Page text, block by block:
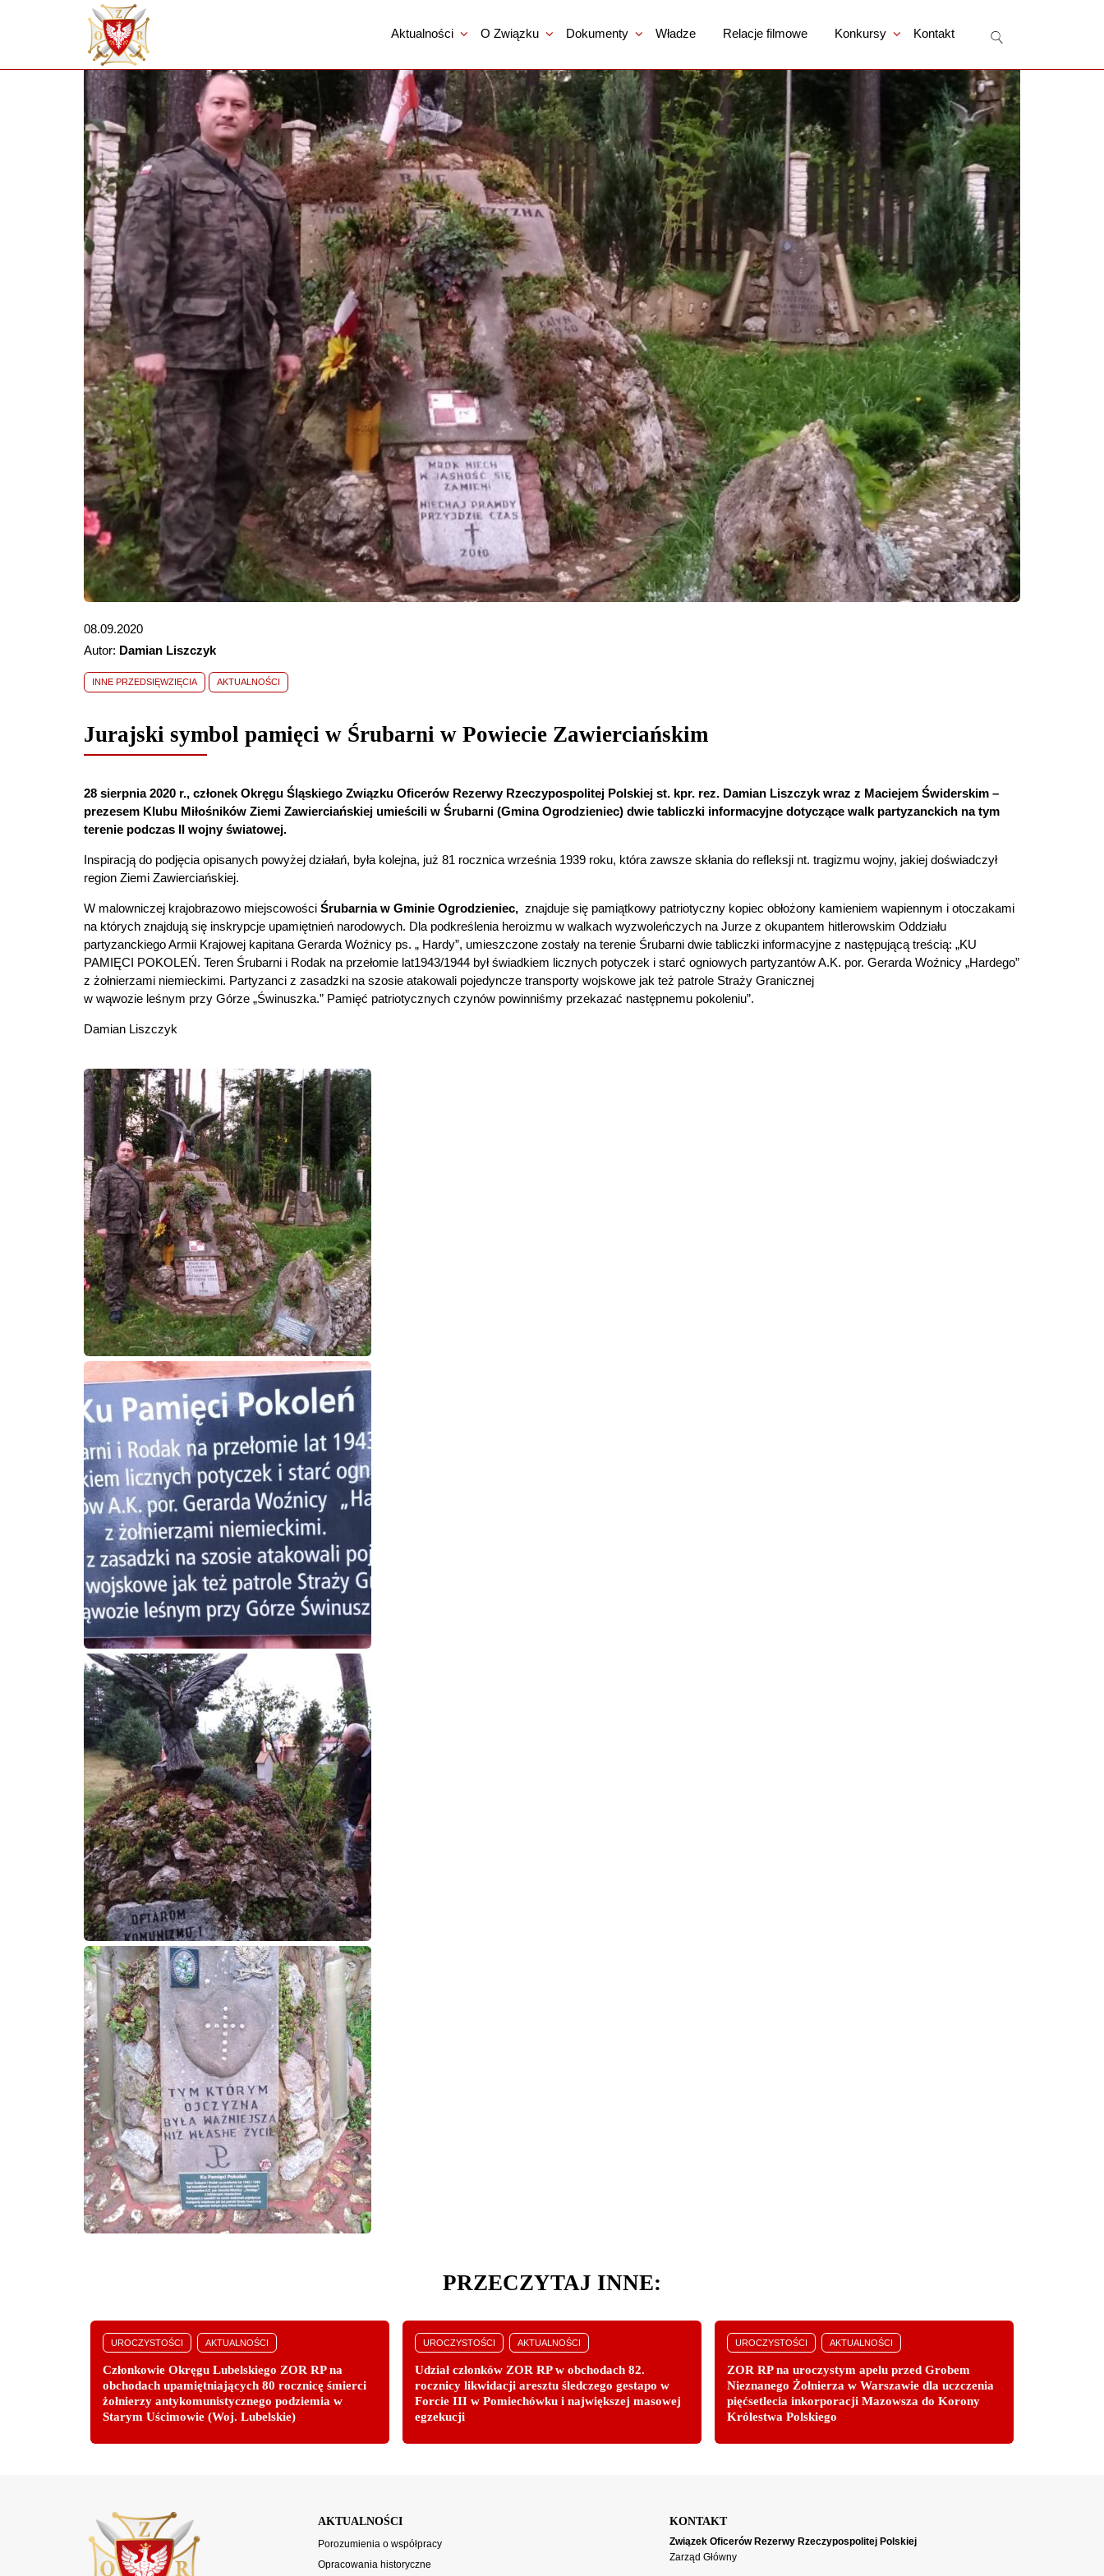
Aktualności O Związku Dokumenty Władze Relacje filmowe Konkursy Kontakt
08.09.2020
Autor: Damian Liszczyk
INNE PRZEDSIĘWZIĘCIA AKTUALNOŚCI
Jurajski symbol pamięci w Śrubarni w Powiecie Zawierciańskim
28 sierpnia 2020 r., członek Okręgu Śląskiego Związku Oficerów Rezerwy Rzeczypospolitej Polskiej st. kpr. rez. Damian Liszczyk wraz z Maciejem Świderskim –
prezesem Klubu Miłośników Ziemi Zawierciańskiej umieścili w Śrubarni (Gmina Ogrodzieniec) dwie tabliczki informacyjne dotyczące walk partyzanckich na tym
terenie podczas II wojny światowej.
Inspiracją do podjęcia opisanych powyżej działań, była kolejna, już 81 rocznica września 1939 roku, która zawsze skłania do refleksji nt. tragizmu wojny, jakiej doświadczył
region Ziemi Zawierciańskiej.
W malowniczej krajobrazowo miejscowości Śrubarnia w Gminie Ogrodzieniec, znajduje się pamiątkowy patriotyczny kopiec obłożony kamieniem wapiennym i otoczakami
na których znajdują się inskrypcje upamiętnień narodowych. Dla podkreślenia heroizmu w walkach wyzwoleńczych na Jurze z okupantem hitlerowskim Oddziału
partyzanckiego Armii Krajowej kapitana Gerarda Woźnicy ps. „ Hardy”, umieszczone zostały na terenie Śrubarni dwie tabliczki informacyjne z następującą treścią: „KU
PAMIĘCI POKOLEŃ. Teren Śrubarni i Rodak na przełomie lat1943/1944 był świadkiem licznych potyczek i starć ogniowych partyzantów A.K. por. Gerarda Woźnicy „Hardego”
z żołnierzami niemieckimi. Partyzanci z zasadzki na szosie atakowali pojedyncze transporty wojskowe jak też patrole Straży Granicznej
w wąwozie leśnym przy Górze „Świnuszka.” Pamięć patriotycznych czynów powinniśmy przekazać następnemu pokoleniu”.
Damian Liszczyk
PRZECZYTAJ INNE:
UROCZYSTOŚCI AKTUALNOŚCI
Członkowie Okręgu Lubelskiego ZOR RP na
obchodach upamiętniających 80 rocznicę śmierci
żołnierzy antykomunistycznego podziemia w
Starym Uścimowie (Woj. Lubelskie)
UROCZYSTOŚCI AKTUALNOŚCI
Udział członków ZOR RP w obchodach 82.
rocznicy likwidacji aresztu śledczego gestapo w
Forcie III w Pomiechówku i największej masowej
egzekucji
UROCZYSTOŚCI AKTUALNOŚCI
ZOR RP na uroczystym apelu przed Grobem
Nieznanego Żołnierza w Warszawie dla uczczenia
pięćsetlecia inkorporacji Mazowsza do Korony
Królestwa Polskiego
AKTUALNOŚCI
Porozumienia o współpracy
Opracowania historyczne
KONTAKT
Związek Oficerów Rezerwy Rzeczypospolitej Polskiej
Zarząd Główny